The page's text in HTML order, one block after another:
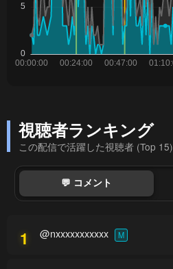
視聴者ランキング
この配信で活躍した視聴者 (Top 15)
💬 コメント
1 @nxxxxxxxxxxx M